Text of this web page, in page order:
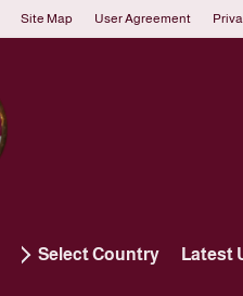
User Agreement
Site Map
Latest
Select Country